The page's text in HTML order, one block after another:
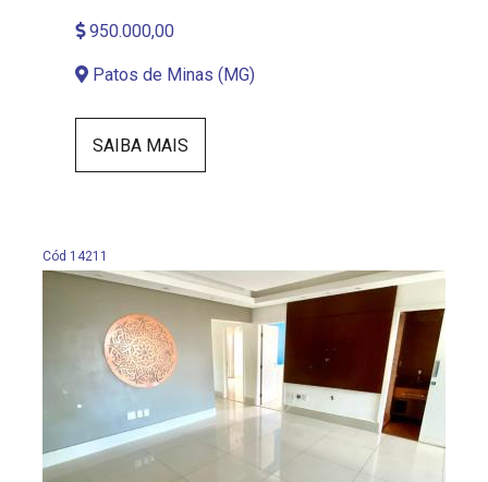
950.000,00
Patos de Minas (MG)
SAIBA MAIS
Cód 14211